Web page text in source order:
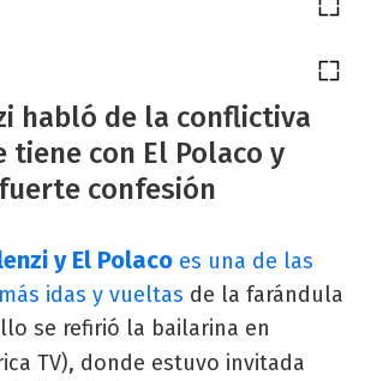
habló de la conflictiva
tiene con El Polaco y
confesión
y El Polaco es una de las
idas y vueltas de la farándula
se refirió la bailarina en
TV), donde estuvo invitada